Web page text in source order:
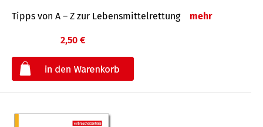
Tipps von A – Z zur Lebensmittelrettung mehr
2,50 €